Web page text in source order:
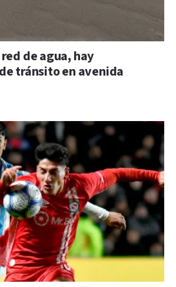
de agua, hay
tránsito en avenida